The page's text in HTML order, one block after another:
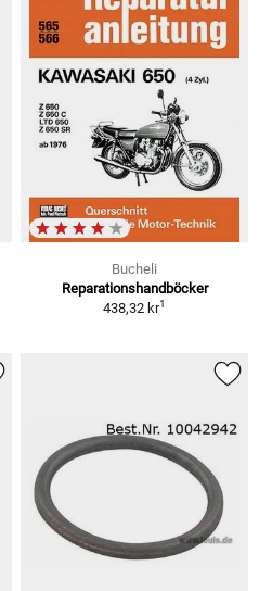
Bucheli
Reparationshandböcker
438,32 kr1